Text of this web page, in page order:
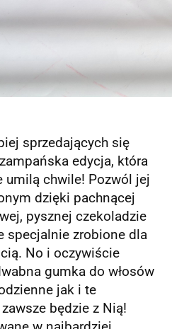
sprzedających się
edycja, która
umilą chwile! Pozwól jej
dzięki pachnącej
pysznej czekoladzie
specjalnie zrobione dla
No i oczywiście
gumka do włosów
jak i te
będzie z Nią!